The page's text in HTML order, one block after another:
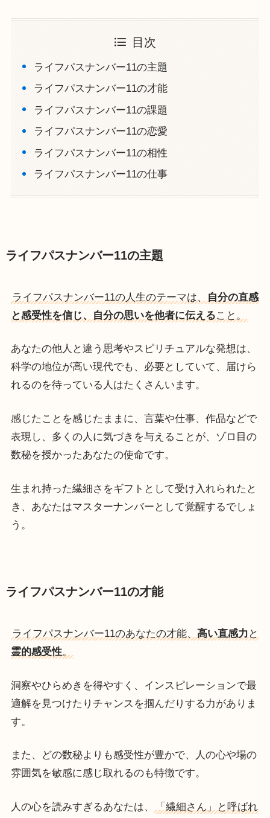
目次
ライフパスナンバー11の主題
ライフパスナンバー11の才能
ライフパスナンバー11の課題
ライフパスナンバー11の恋愛
ライフパスナンバー11の相性
ライフパスナンバー11の仕事
ライフパスナンバー11の主題
ライフパスナンバー11の人生のテーマは、
自分の直感
と感受性を信じ、自分の思いを他者に伝えること。
あなたの他人と違う思考やスピリチュアルな発想は、
科学の地位が高い現代でも、必要としていて、届けら
れるのを待っている人はたくさんいます。
感じたことを感じたままに、言葉や仕事、作品などで
表現し、多くの人に気づきを与えることが、ゾロ目の
数秘を授かったあなたの使命です。
生まれ持った繊細さをギフトとして受け入れられたと
き、あなたはマスターナンバーとして覚醒するでしょ
う。
ライフパスナンバー11の才能
ライフパスナンバー11のあなたの才能、 高い直感力 と
霊的感受性。
洞察やひらめきを得やすく、インスピレーションで最
適解を見つけたりチャンスを掴んだりする力がありま
す。
また、どの数秘よりも感受性が豊かで、人の心や場の
雰囲気を敏感に感じ取れるのも特徴です。
人の心を読みすぎるあなたは、
「繊細さん」と呼ばれ